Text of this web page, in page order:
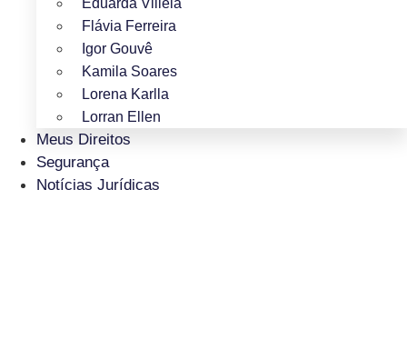
Eduarda Villela
Flávia Ferreira
Igor Gouvê
Kamila Soares
Lorena Karlla
Lorran Ellen
Meus Direitos
Segurança
Notícias Jurídicas